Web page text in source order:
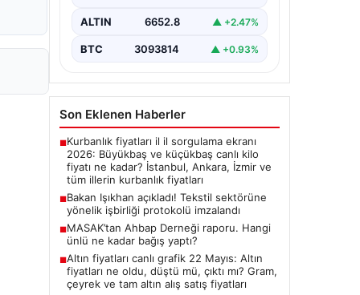
ALTIN 6652.8 ▲ +2.47%
BTC 3093814 ▲ +0.93%
Son Eklenen Haberler
■Kurbanlık fiyatları il il sorgulama ekranı
2026: Büyükbaş ve küçükbaş canlı kilo
fiyatı ne kadar? İstanbul, Ankara, İzmir ve
tüm illerin kurbanlık fiyatları
■Bakan Işıkhan açıkladı! Tekstil sektörüne
yönelik işbirliği protokolü imzalandı
■MASAK’tan Ahbap Derneği raporu. Hangi
ünlü ne kadar bağış yaptı?
■Altın fiyatları canlı grafik 22 Mayıs: Altın
fiyatları ne oldu, düştü mü, çıktı mı? Gram,
çeyrek ve tam altın alış satış fiyatları